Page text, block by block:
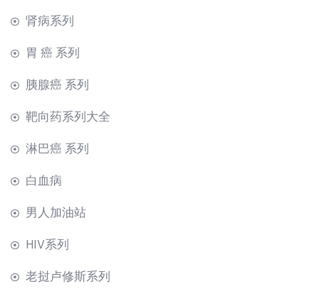
肾病系列
胃 癌 系列
胰腺癌 系列
靶向药系列大全
淋巴癌 系列
白血病
男人加油站
HIV系列
老挝卢修斯系列